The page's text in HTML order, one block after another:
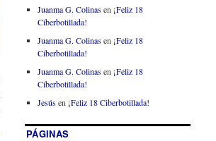
Juanma G. Colinasen ¡Feliz 18
Ciberbotillada!
Juanma G. Colinasen ¡Feliz 18
Ciberbotillada!
Juanma G. Colinasen ¡Feliz 18
Ciberbotillada!
Jesúsen ¡Feliz 18 Ciberbotillada!
PÁGINAS